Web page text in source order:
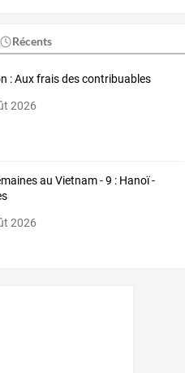
Récents
: Aux frais des contribuables
2026
au Vietnam - 9 : Hanoï -
2026